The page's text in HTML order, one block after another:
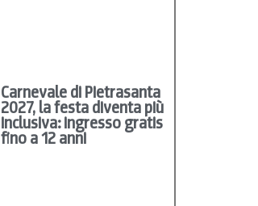
Carnevale di Pietrasanta
2027, la festa diventa più
inclusiva: ingresso gratis
fino a 12 anni